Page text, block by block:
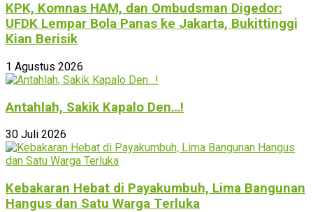
KPK, Komnas HAM, dan Ombudsman Digedor:
UFDK Lempar Bola Panas ke Jakarta, Bukittinggi
Kian Berisik
1 Agustus 2026
Antahlah, Sakik Kapalo Den…!
30 Juli 2026
Kebakaran Hebat di Payakumbuh, Lima Bangunan
Hangus dan Satu Warga Terluka